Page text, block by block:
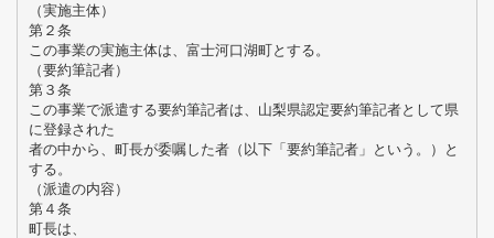
（実施主体）
第２条
この事業の実施主体は、富士河口湖町とする。
（要約筆記者）
第３条
この事業で派遣する要約筆記者は、山梨県認定要約筆記者として県
に登録された
者の中から、町長が委嘱した者（以下「要約筆記者」という。）と
する。
（派遣の内容）
第４条
町長は、